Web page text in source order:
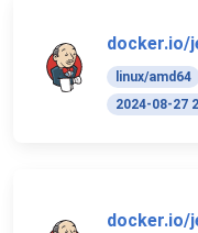
docker.io/
linux/amd64
2024-08-27
docker.io/